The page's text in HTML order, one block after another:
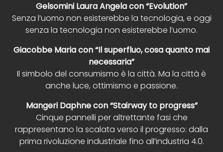
Gelsomini Laura Angela con “Evolution”
Senza l’uomo non esisterebbe la tecnologia, e oggi
senza la tecnologia non esisterebbe l’uomo.
Giacobbe Maria con “Il superfluo, cosa quanto mai
necessaria”
Il simbolo del consumismo è la città. Ma la città è
anche luce, ottimismo e passione.
Mangeri Daphne con “Stairway to progress”
Cinque pannelli per altrettante fasi che
rappresentano la scalata verso il progresso: dalla
prima rivoluzione industriale fino all’industria 4.0.